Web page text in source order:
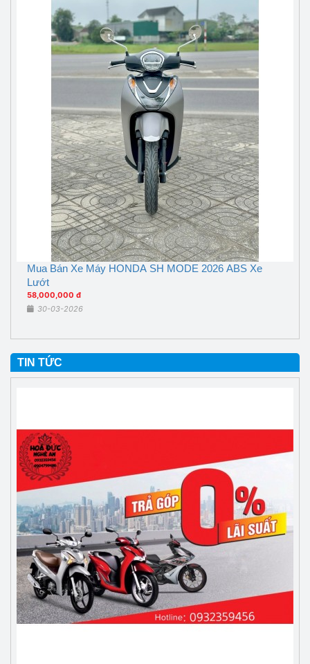
Mua Bán Xe Máy HONDA SH MODE 2026 ABS Xe
Lướt
58,000,000 đ
30-03-2026
TIN TỨC